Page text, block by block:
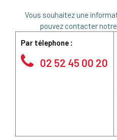
Vous souhaitez une
pouvez contacter
Par télephone :
02 52 45 00 20